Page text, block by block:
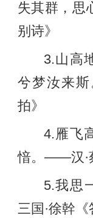
失其群，
别诗》
3.山高
兮梦汝来
拍》
4.雁飞
愔。——汉·
5.我思
三国·徐幹《